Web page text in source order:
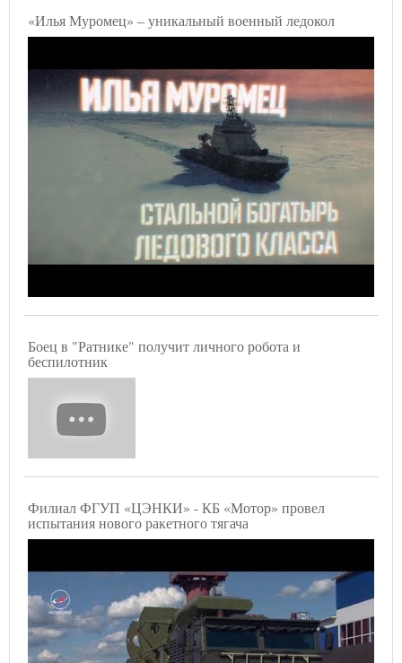
«Илья Муромец» – уникальный военный ледокол
Боец в "Ратнике" получит личного робота и
беспилотник
Филиал ФГУП «ЦЭНКИ» - КБ «Мотор» провел
испытания нового ракетного тягача